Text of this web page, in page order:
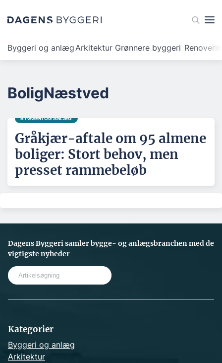
Byggeri og anlægArkitektur Grønnere byggeri
BoligNæstved
BYGGERI OG ANLÆG
Gråkjær-aftale om 95 almene
boliger: Stort behov, men
presset rammebeløb
Dagens Byggeri samler bygge- og anlægsbranchen med de
vigtigste nyheder
Kategorier
Byggeri og anlæg
Arkitektur